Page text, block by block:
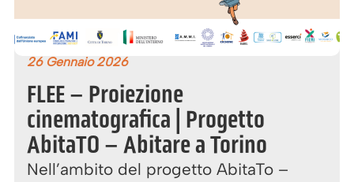
26 Gennaio 2026
FLEE – Proiezione
cinematografica | Progetto
AbitaTO – Abitare a Torino
Nell’ambito del progetto AbitaTo –